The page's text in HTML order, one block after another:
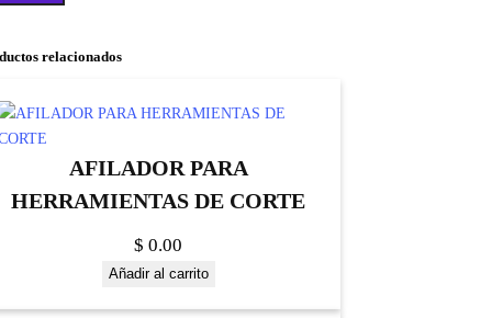
relacionados
AFILADOR PARA
HERRAMIENTAS DE CORTE
$ 0.00
Añadir al carrito